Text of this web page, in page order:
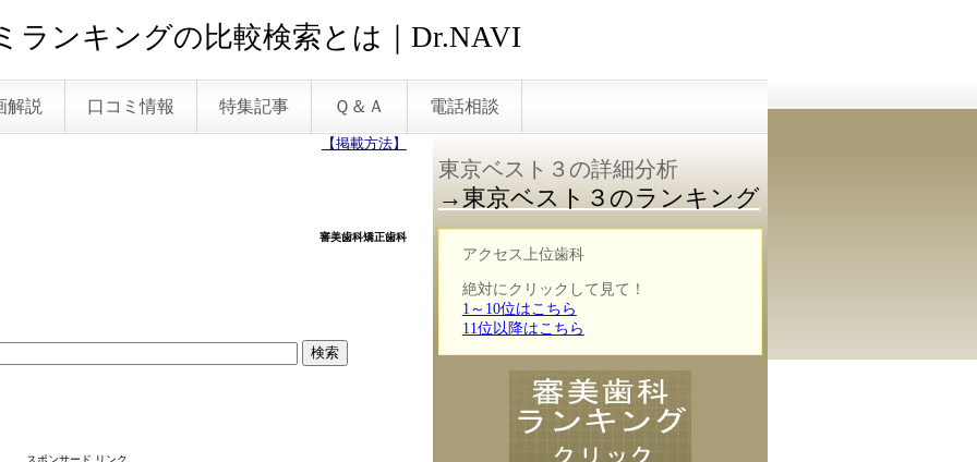
ランキングの比較検索とは｜Dr.NAVI
解説 口コミ情報 特集記事 Ｑ＆Ａ 電話相談
【掲載方法】
審美歯科矯正歯科
スポンサード リンク
東京ベスト３の詳細分析
→東京ベスト３のランキング
アクセス上位歯科
絶対にクリックして見て！
1～10位はこちら
11位以降はこちら